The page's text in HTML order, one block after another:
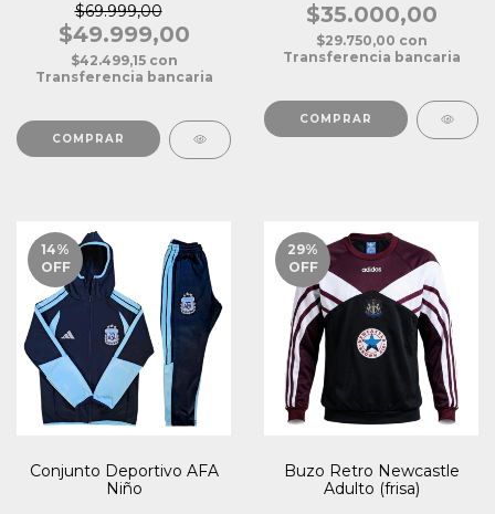
$69.999,00
$49.999,00
$42.499,15 con
Transferencia bancaria
COMPRAR
$35.000,00
$29.750,00 con
Transferencia bancaria
14%
OFF
Conjunto Deportivo AFA
Niño
29%
OFF
Buzo Retro Newcastle
Adulto (frisa)